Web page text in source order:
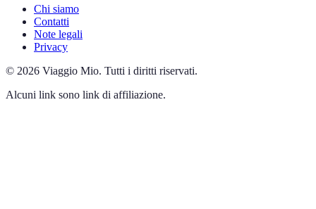
Chi siamo
Contatti
Note legali
Privacy
© 2026 Viaggio Mio. Tutti i diritti riservati.
Alcuni link sono link di affiliazione.